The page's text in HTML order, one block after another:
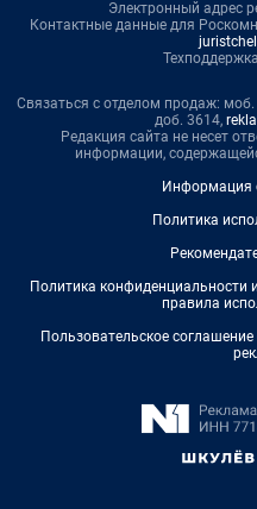
Электронный адрес
Контактные данные для
Связаться с отделом продаж:
доб. 3614,
Редакция сайта не несет
информации,
Информация
Политика
Политика конфиденциальности
правила
Пользовательское